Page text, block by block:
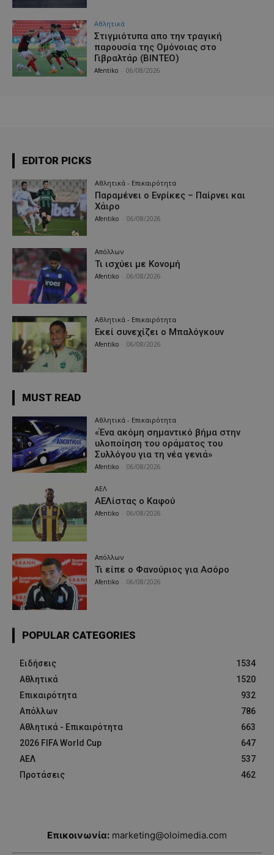
Αθλητικά
Στιγμιότυπα απο την τραγική
παρουσία της Ομόνοιας στο
Γιβραλτάρ (ΒΙΝΤΕΟ)
Afentiko 06/08/2026
EDITOR PICKS
Αθλητικά - Επικαιρότητα
Παραμένει ο Ενρίκες – Παίρνει και
Χάιρο
Afentiko 06/08/2026
Απόλλων
Τι ισχύει με Κονομή
Afentiko 06/08/2026
Αθλητικά - Επικαιρότητα
Εκεί συνεχίζει ο Μπαλόγκουν
Afentiko 06/08/2026
MUST READ
Αθλητικά - Επικαιρότητα
«Ένα ακόμη σημαντικό βήμα στην
υλοποίηση του οράματος του
Συλλόγου για τη νέα γενιά»
Afentiko 06/08/2026
ΑΕΛ
ΑΕΛίστας ο Καφού
Afentiko 06/08/2026
Απόλλων
Τι είπε ο Φανούριος για Ασόρο
Afentiko 06/08/2026
POPULAR CATEGORIES
Ειδήσεις
1534
Αθλητικά
1520
Επικαιρότητα
932
Απόλλων
786
Αθλητικά - Επικαιρότητα
663
2026 FIFA World Cup
647
ΑΕΛ
537
Προτάσεις
462
Επικοινωνία: marketing@oloimedia.com